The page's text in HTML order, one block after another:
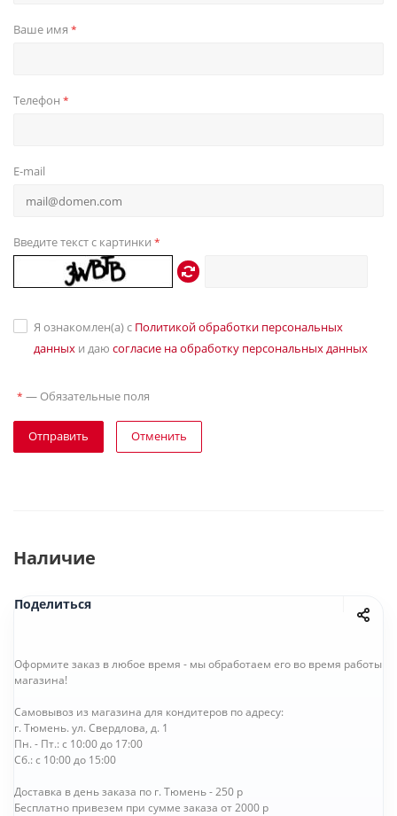
Ваше имя *
Телефон *
E-mail
Введите текст с картинки *
Я ознакомлен(а) с Политикой обработки персональных
данных и даю согласие на обработку персональных данных
* — Обязательные поля
Отправить Отменить
Наличие
Поделиться
Оформите заказ в любое время - мы обработаем его во время работы
магазина!
Самовывоз из магазина для кондитеров по адресу:
г. Тюмень. ул. Свердлова, д. 1
Пн. - Пт.: с 10:00 до 17:00
Сб.: с 10:00 до 15:00
Доставка в день заказа по г. Тюмень - 250 р
Бесплатно привезем при сумме заказа от 2000 р